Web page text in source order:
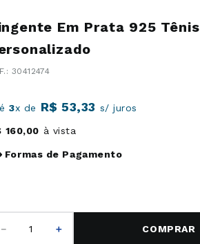
Em Prata 925 Tênis
: 30412474
3x de R$ 53,33 s/ juros
160,00 à vista
Formas de Pagamento
＋ COMPRAR